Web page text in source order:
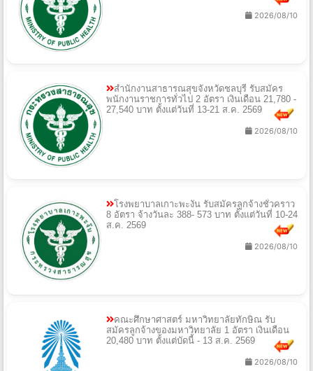
2026/08/10
สำนักงานสาธารณสุขจังหวัดชลบุรี รับสมัคร
พนักงานราชการทั่วไป 2 อัตรา เงินเดือน 21,780 -
27,540 บาท ตั้งแต่วันที่ 13-21 ส.ค. 2569
2026/08/10
โรงพยาบาลเกาะพะงัน รับสมัครลูกจ้างชั่วคราว
8 อัตรา จ้างวันละ 388- 573 บาท ตั้งแต่วันที่ 10-24
ส.ค. 2569
2026/08/10
คณะศึกษาศาสตร์ มหาวิทยาลัยทักษิณ รับ
สมัครลูกจ้างของมหาวิทยาลัย 1 อัตรา เงินเดือน
20,480 บาท ตั้งแต่บัดนี้ - 13 ส.ค. 2569
2026/08/10